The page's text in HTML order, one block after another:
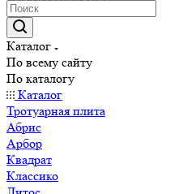
Каталог
По всему сайту
По каталогу
Каталог
Тротуарная плита
Абрис
Арбор
Квадрат
Классико